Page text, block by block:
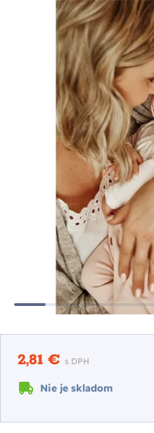
2,81 € s DPH
Nie je skladom